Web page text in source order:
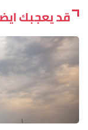
قد يعجبك